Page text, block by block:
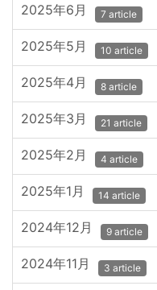
2025年6月 7 article
2025年5月 10 article
2025年4月 8 article
2025年3月 21 article
2025年2月 4 article
2025年1月 14 article
2024年12月 9 article
2024年11月 3 article